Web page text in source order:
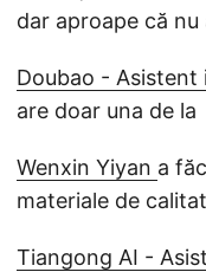
dar aproape că
Doubao - Asistent
are doar una de la
Wenxin Yiyan a
materiale de
Tiangong AI -